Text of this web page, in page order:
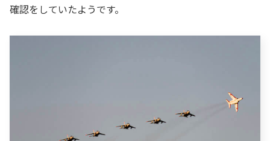
確認をしていたようです。